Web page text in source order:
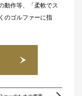
動作等、「柔軟でス
のゴルファーに指